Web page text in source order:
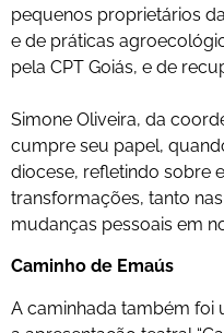
pequenos proprietários
e de práticas
pela CPT Goiás, e de
Simone Oliveira, da
cumpre seu papel,
diocese, refletindo sobre
transformações, tanto
mudanças pessoais em
Caminho de Emaús
A caminhada também foi